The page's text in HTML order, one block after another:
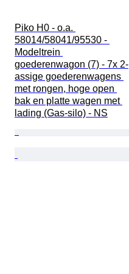
Piko H0 - o.a.
58014/58041/95530 -
Modeltrein
goederenwagon (7) - 7x 2-
assige goederenwagens
met rongen, hoge open
bak en platte wagen met
lading (Gas-silo) - NS